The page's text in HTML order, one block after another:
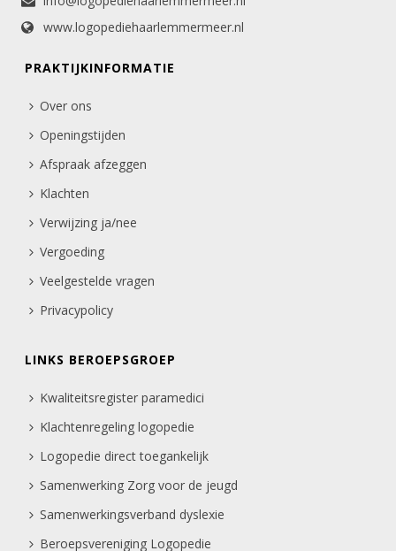
www.logopediehaarlemmermeer.nl
PRAKTIJKINFORMATIE
Over ons
Openingstijden
Afspraak afzeggen
Klachten
Verwijzing ja/nee
Vergoeding
Veelgestelde vragen
Privacypolicy
LINKS BEROEPSGROEP
Kwaliteitsregister paramedici
Klachtenregeling logopedie
Logopedie direct toegankelijk
Samenwerking Zorg voor de jeugd
Samenwerkingsverband dyslexie
Beroepsvereniging Logopedie